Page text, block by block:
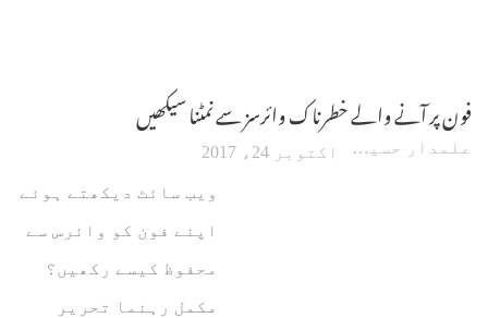
فون پر آنے والے خطرناک وائرسز سے نمٹنا سیکھیں
علمدار حسین اکتوبر 24، 2017
ویب سائٹ دیکھتے ہوئے
اپنے فون کو وائرس سے
محفوظ کیسے رکھیں؟
مکمل رہنما تحریر